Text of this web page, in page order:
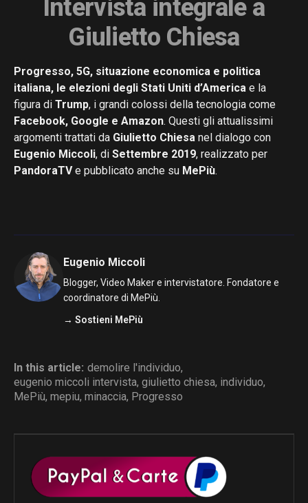
Intervista integrale a
Giulietto Chiesa
Progresso, 5G, situazione economica e politica
italiana, le elezioni degli Stati Uniti d’America e la
figura di Trump, i grandi colossi della tecnologia come
Facebook, Google e Amazon. Questi gli attualissimi
argomenti trattati da Giulietto Chiesa nel dialogo con
Eugenio Miccoli, di Settembre 2019, realizzato per
PandoraTVe pubblicato anche su MePiù.
Eugenio Miccoli
Blogger, Video Maker e intervistatore. Fondatore e
coordinatore di MePiù.
→ Sostieni MePiù
In this article: demolire l'individuo,
eugenio miccoli intervista, giulietto chiesa, individuo,
MePiù, mepiu, minaccia, Progresso